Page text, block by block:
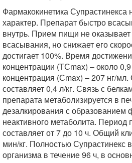
Фармакокинетика Супрастинекса
характер. Препарат быстро
внутрь. Прием пищи не
всасывания, но снижает его
достигает 100%. Время
концентрации (ТСmax) – около
концентрация (Сmax) – 207 нг/
составляет 0,4 л/кг. Связь с
препарата метаболизируется в
дезалкирования с образованием
неактивного метаболита.
составляет от 7 до 10 ч. Общий
мин/кг. Полностью Супрастинекс
организма в течение 96 ч, в